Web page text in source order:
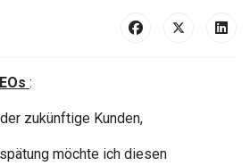
:
zukünftige Kunden,
möchte ich diesen